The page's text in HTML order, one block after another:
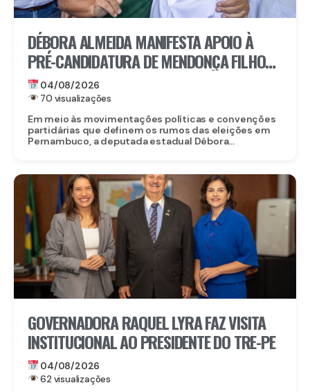
DÉBORA ALMEIDA MANIFESTA APOIO À
PRÉ-CANDIDATURA DE MENDONÇA FILHO
AO SENADO E DESTACA TRAJETÓRIA DO
PARLAMENTAR
04/08/2026
70 visualizações
Em meio às movimentações políticas e convenções
partidárias que definem os rumos das eleições em
Pernambuco, a deputada estadual Débora...
GOVERNADORA RAQUEL LYRA FAZ VISITA
INSTITUCIONAL AO PRESIDENTE DO TRE-PE
04/08/2026
62 visualizações